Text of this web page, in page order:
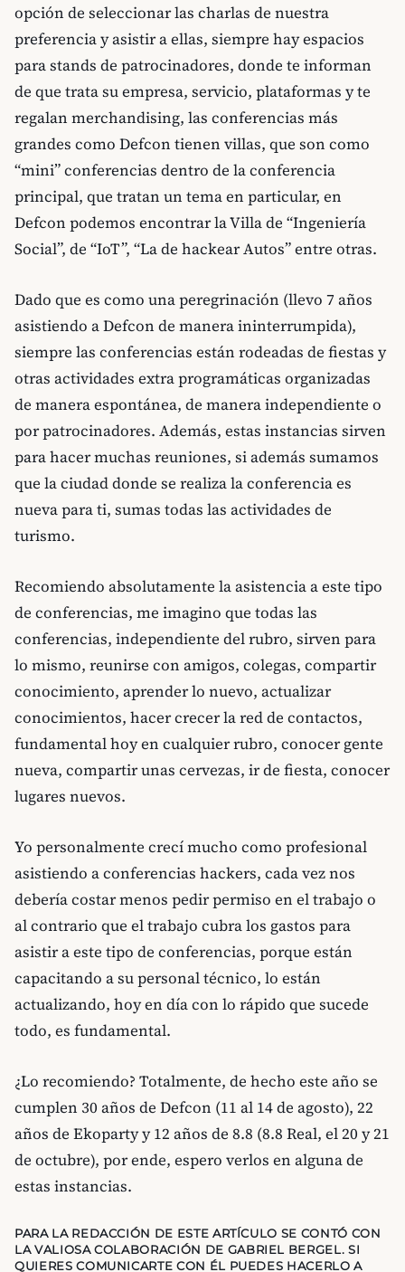
opción de seleccionar las charlas de nuestra
preferencia y asistir a ellas, siempre hay espacios
para stands de patrocinadores, donde te informan
de que trata su empresa, servicio, plataformas y te
regalan merchandising, las conferencias más
grandes como Defcon tienen villas, que son como
“mini” conferencias dentro de la conferencia
principal, que tratan un tema en particular, en
Defcon podemos encontrar la Villa de “Ingeniería
Social”, de “IoT”, “La de hackear Autos” entre otras.
Dado que es como una peregrinación (llevo 7 años
asistiendo a Defcon de manera ininterrumpida),
siempre las conferencias están rodeadas de fiestas y
otras actividades extra programáticas organizadas
de manera espontánea, de manera independiente o
por patrocinadores. Además, estas instancias sirven
para hacer muchas reuniones, si además sumamos
que la ciudad donde se realiza la conferencia es
nueva para ti, sumas todas las actividades de
turismo.
Recomiendo absolutamente la asistencia a este tipo
de conferencias, me imagino que todas las
conferencias, independiente del rubro, sirven para
lo mismo, reunirse con amigos, colegas, compartir
conocimiento, aprender lo nuevo, actualizar
conocimientos, hacer crecer la red de contactos,
fundamental hoy en cualquier rubro, conocer gente
nueva, compartir unas cervezas, ir de fiesta, conocer
lugares nuevos.
Yo personalmente crecí mucho como profesional
asistiendo a conferencias hackers, cada vez nos
debería costar menos pedir permiso en el trabajo o
al contrario que el trabajo cubra los gastos para
asistir a este tipo de conferencias, porque están
capacitando a su personal técnico, lo están
actualizando, hoy en día con lo rápido que sucede
todo, es fundamental.
¿Lo recomiendo? Totalmente, de hecho este año se
cumplen 30 años de Defcon (11 al 14 de agosto), 22
años de Ekoparty y 12 años de 8.8 (8.8 Real, el 20 y 21
de octubre), por ende, espero verlos en alguna de
estas instancias.
PARA LA REDACCIÓN DE ESTE ARTÍCULO SE CONTÓ CON
LA VALIOSA COLABORACIÓN DE GABRIEL BERGEL. SI
QUIERES COMUNICARTE CON ÉL PUEDES HACERLO A